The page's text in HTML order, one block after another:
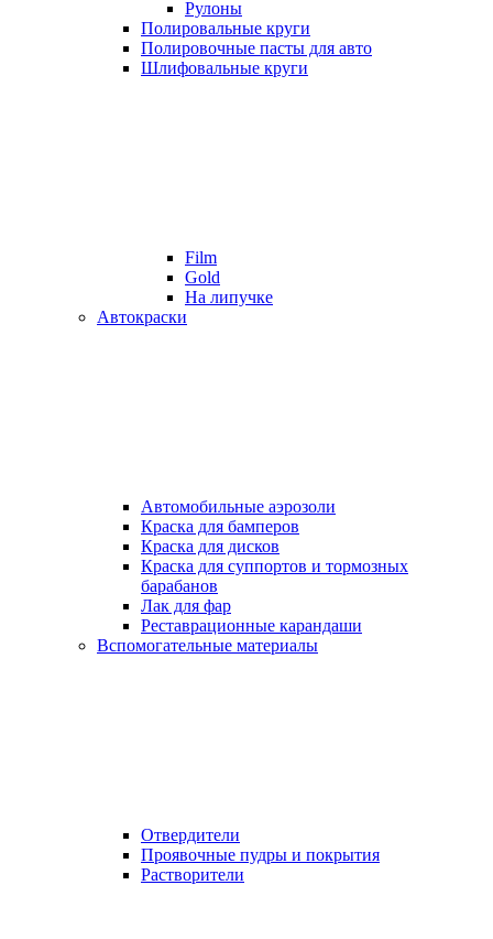
Рулоны
Полировальные круги
Полировочные пасты для авто
Шлифовальные круги
Film
Gold
На липучке
Автокраски
Автомобильные аэрозоли
Краска для бамперов
Краска для дисков
Краска для суппортов и тормозных
барабанов
Лак для фар
Реставрационные карандаши
Вспомогательные материалы
Отвердители
Проявочные пудры и покрытия
Растворители